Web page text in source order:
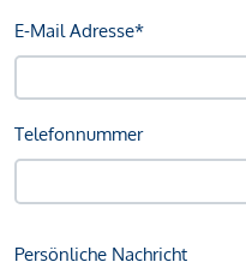
E-Mail Adresse*
Telefonnummer
Persönliche Nachricht